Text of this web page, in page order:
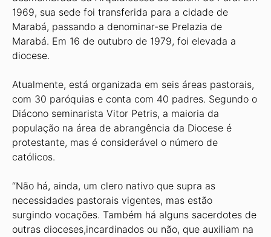
1969, sua sede foi transferida para a cidade de
Marabá, passando a denominar-se Prelazia de
Marabá. Em 16 de outubro de 1979, foi elevada a
diocese.
Atualmente, está organizada em seis áreas pastorais,
com 30 paróquias e conta com 40 padres. Segundo o
Diácono seminarista Vitor Petris, a maioria da
população na área de abrangência da Diocese é
protestante, mas é considerável o número de
católicos.
“Não há, ainda, um clero nativo que supra as
necessidades pastorais vigentes, mas estão
surgindo vocações. Também há alguns sacerdotes de
outras dioceses,incardinados ou não, que auxiliam na